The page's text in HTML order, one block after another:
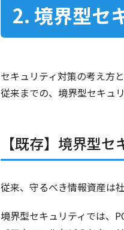
2. 境界型セ
セキュリティ対策の考え方
従来までの、境界型セキュ
【既存】境界型セ
従来、守るべき情報資産は
境界型セキュリティでは、